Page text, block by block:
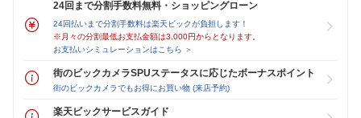
24回まで分割手数料無料・ショッピングローン
24回払いまで分割手数料は楽天ビックが負担します！
※月々の分割最低お支払金額は3,000円からとなります。
お支払いシミュレーションはこちら ＞
街のビックカメラSPUステータスに応じたボーナスポイント
街のビックカメラでもお得にお買い物 (来店予約)
楽天ビックサービスガイド